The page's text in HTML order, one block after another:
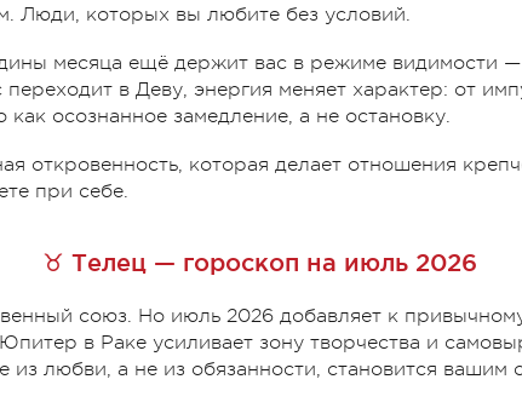
Люди, которых вы любите без условий.
месяца ещё держит вас в режиме видимости
переходит в Деву, энергия меняет характер: от
как осознанное замедление, а не остановку.
откровенность, которая делает отношения
при себе.
♉ Телец — гороскоп на июль 2026
союз. Но июль 2026 добавляет к
в Раке усиливает зону творчества и
из любви, а не из обязанности, становится